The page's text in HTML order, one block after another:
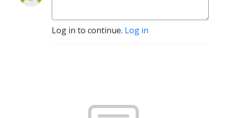
Log in to continue. Log in